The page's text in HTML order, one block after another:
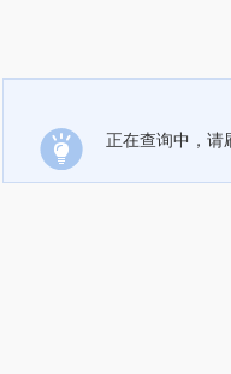
正在查询中，请